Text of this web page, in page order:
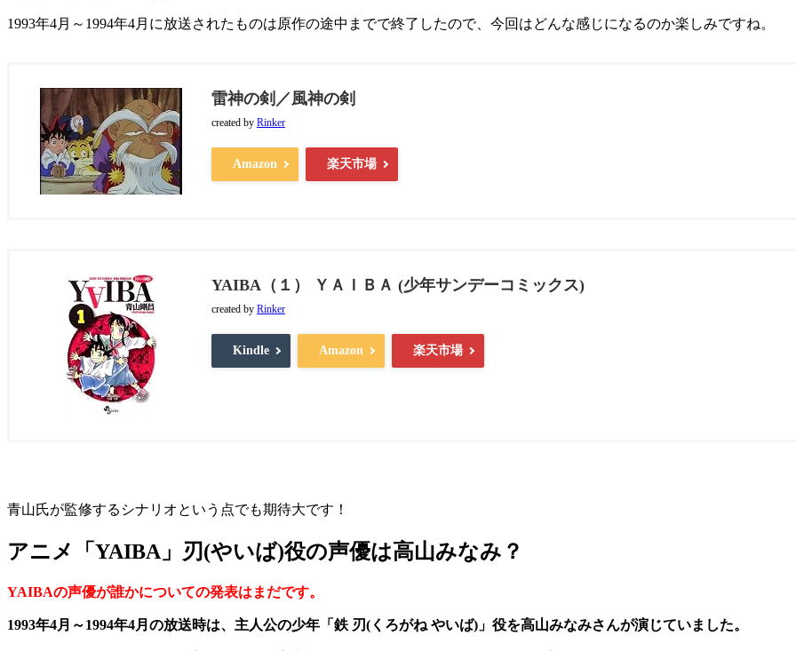
1993年4月～1994年4月に放送されたものは原作の途中までで終了したので、今回はどんな感じになるのか楽しみですね。
雷神の剣／風神の剣
created by Rinker
Amazon 楽天市場
YAIBA（１） ＹＡＩＢＡ (少年サンデーコミックス)
created by Rinker
Kindle Amazon 楽天市場
青山氏が監修するシナリオという点でも期待大です！
アニメ「YAIBA」刃(やいば)役の声優は高山みなみ？
YAIBAの声優が誰かについての発表はまだです。
1993年4月～1994年4月の放送時は、主人公の少年「鉄 刃(くろがね やいば)」役を高山みなみさんが演じていました。